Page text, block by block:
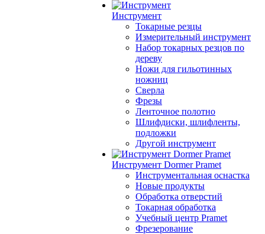
Инструмент
Токарные резцы
Измерительный инструмент
Набор токарных резцов по
дереву
Ножи для гильотинных
ножниц
Сверла
Фрезы
Ленточное полотно
Шлифдиски, шлифленты,
подложки
Другой инструмент
Инструмент Dormer Pramet
Инструментальная оснастка
Новые продукты
Обработка отверстий
Токарная обработка
Учебный центр Pramet
Фрезерование